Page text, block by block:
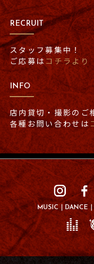
RECRUIT
スタッフ募集中！
ご応募はコチラより
INFO
店内貸切・撮影のご
各種お問い合わせは
MUSIC DANCE